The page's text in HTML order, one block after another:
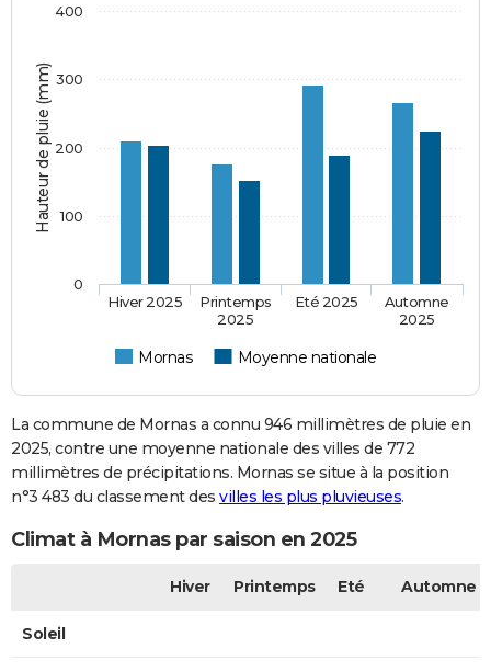
Hauteur de pluie (mm)
Mornas Moyenne nationale
Hiver 2025
Printemps
2025
Eté 2025
Automne
2025
0
100
200
300
400
La commune de Mornas a connu 946 millimètres de pluie en
2025, contre une moyenne nationale des villes de 772
millimètres de précipitations. Mornas se situe à la position
n°3 483 du classement des villes les plus pluvieuses.
Climat à Mornas par saison en 2025
Hiver Printemps Eté Automne
Soleil